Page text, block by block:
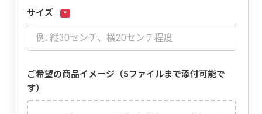
サイズ *
ご希望の商品イメージ（5ファイルまで添付可能で
す）